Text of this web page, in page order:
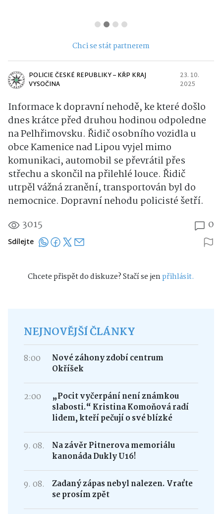
Chci se stát partnerem
POLICIE ČESKÉ REPUBLIKY – KŘP KRAJ
VYSOČINA
23. 10.
2025
Informace k dopravní nehodě, ke které došlo
dnes krátce před druhou hodinou odpoledne
na Pelhřimovsku. Řidič osobního vozidla u
obce Kamenice nad Lipou vyjel mimo
komunikaci, automobil se převrátil přes
střechu a skončil na přilehlé louce. Řidič
utrpěl vážná zranění, transportován byl do
nemocnice. Dopravní nehodu policisté šetří.
3015
0
Sdílejte
Chcete přispět do diskuze? Stačí se jenpřihlásit.
NEJNOVĚJŠÍ ČLÁNKY
8:00
Nové záhony zdobí centrum
Okříšek
2:00
„Pocit vyčerpání není známkou
slabosti.“ Kristina Komoňová radí
lidem, kteří pečují o své blízké
9. 08.
Na závěr Pitnerova memoriálu
kanonáda Dukly U16!
9. 08.
Zadaný zápas nebyl nalezen. Vraťte
se prosím zpět